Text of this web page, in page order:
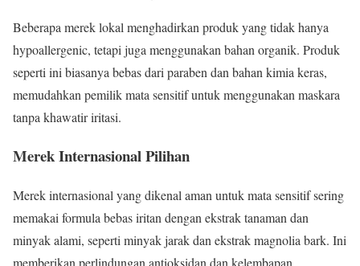
Beberapa merek lokal menghadirkan produk yang tidak hanya
hypoallergenic, tetapi juga menggunakan bahan organik. Produk
seperti ini biasanya bebas dari paraben dan bahan kimia keras,
memudahkan pemilik mata sensitif untuk menggunakan maskara
tanpa khawatir iritasi.
Merek Internasional Pilihan
Merek internasional yang dikenal aman untuk mata sensitif sering
memakai formula bebas iritan dengan ekstrak tanaman dan
minyak alami, seperti minyak jarak dan ekstrak magnolia bark. Ini
memberikan perlindungan antioksidan dan kelembapan.